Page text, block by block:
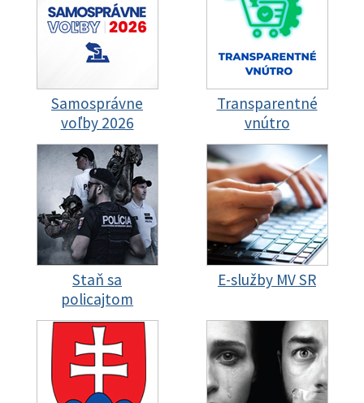
Samosprávne
voľby 2026
Transparentné
vnútro
Staň sa
policajtom
E-služby MV SR